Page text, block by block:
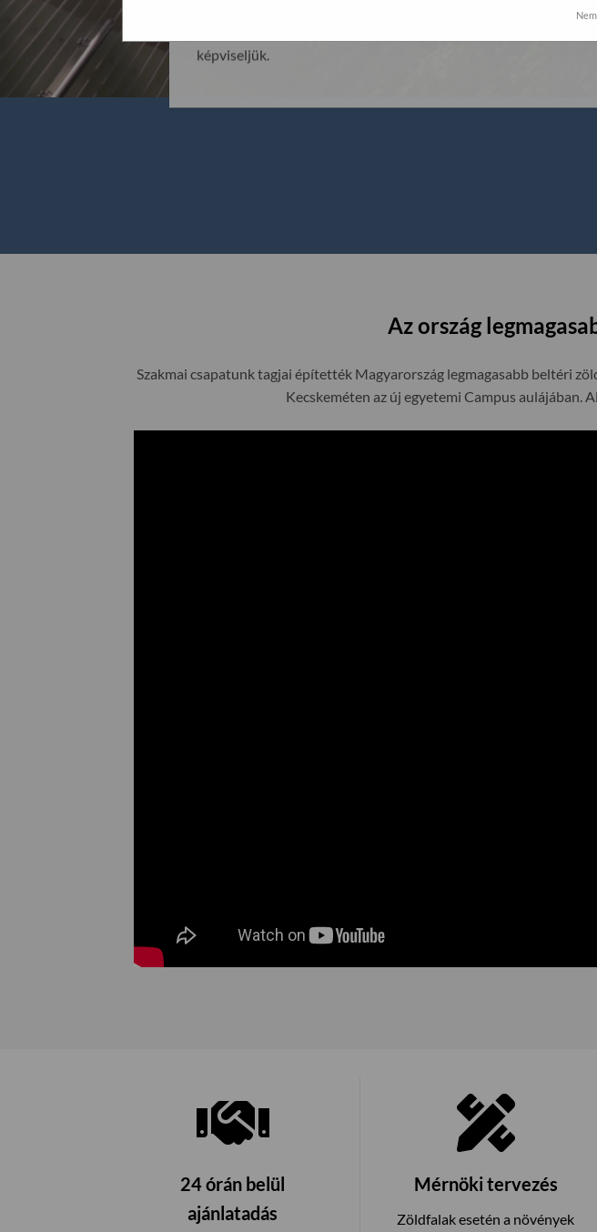
képviseljük.
Az ország
Szakmai csapatunk tagjai építették Magyarország legmagasabb beltéri
Kecskeméten az új egyetemi Campus aulájában.
24 órán belül
ajánlatadás
Mérnöki tervezés
Zöldfalak esetén a növények